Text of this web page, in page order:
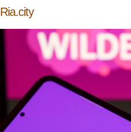
Ria.city